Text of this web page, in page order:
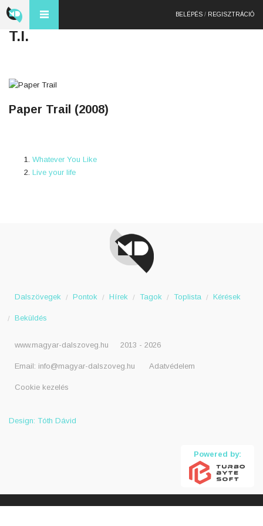
BELÉPÉS / REGISZTRÁCIÓ
T.I.
Paper Trail (2008)
Whatever You Like
Live your life
Dalszövegek Pontok Hírek Tagok Toplista Kérések
Beküldés
www.magyar-dalszoveg.hu 2013 - 2026
Email: info@magyar-dalszoveg.hu Adatvédelem
Cookie kezelés
Design: Tóth Dávid
Powered by: